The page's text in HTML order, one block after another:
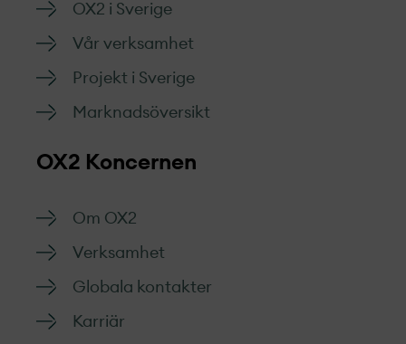
OX2 i Sverige
Vår verksamhet
Projekt­ i Sverige
Marknads­översikt
OX2 Koncernen
Om OX2
Verksamhet
Globala kontakter
Karriär